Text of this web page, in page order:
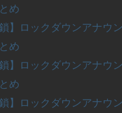
め
】ロックダウンアナウ
め
】ロックダウンアナウ
め
】ロックダウンアナウ